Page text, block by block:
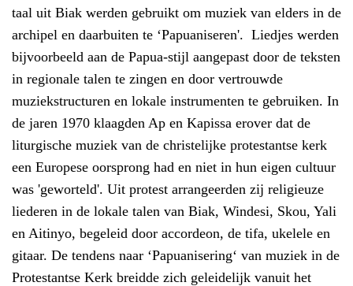
taal uit Biak werden gebruikt om muziek van elders in de
archipel en daarbuiten te ‘Papuaniseren'. Liedjes werden
bijvoorbeeld aan de Papua-stijl aangepast door de teksten
in regionale talen te zingen en door vertrouwde
muziekstructuren en lokale instrumenten te gebruiken. In
de jaren 1970 klaagden Ap en Kapissa erover dat de
liturgische muziek van de christelijke protestantse kerk
een Europese oorsprong had en niet in hun eigen cultuur
was 'geworteld'. Uit protest arrangeerden zij religieuze
liederen in de lokale talen van Biak, Windesi, Skou, Yali
en Aitinyo, begeleid door accordeon, de tifa, ukelele en
gitaar. De tendens naar ‘Papuanisering‘ van muziek in de
Protestantse Kerk breidde zich geleidelijk vanuit het